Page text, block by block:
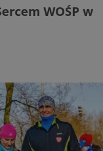
WOŚP w